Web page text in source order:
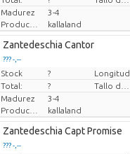
Madurez
3-4
Productor
kallaland
Zantedeschia Cantor
??? -,--
Precio por pieza
Stock ? Longitud
Total:
?
Madurez
3-4
Productor
kallaland
Zantedeschia Capt Promise
??? -,--